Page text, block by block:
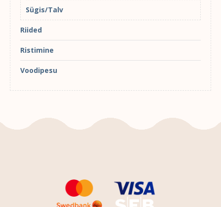
Sügis/Talv
Riided
Ristimine
Voodipesu